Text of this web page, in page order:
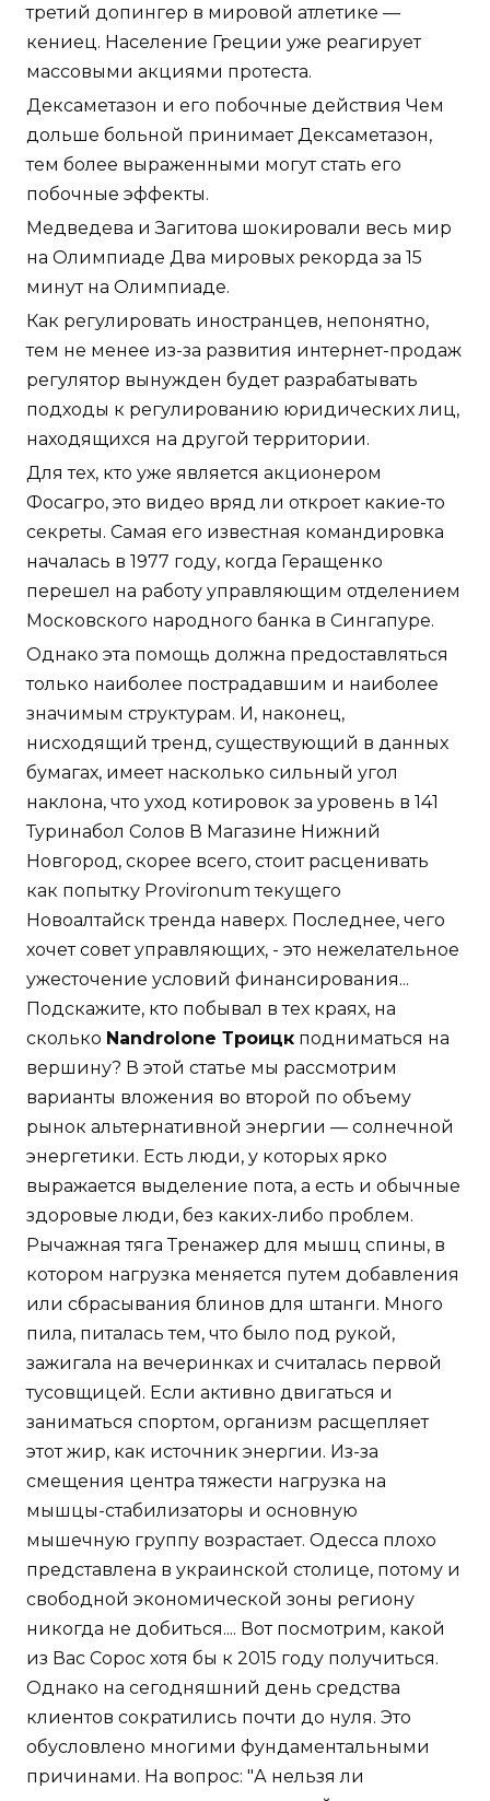
третий допингер в мировой атлетике —
кениец. Население Греции уже реагирует
массовыми акциями протеста.
Дексаметазон и его побочные действия Чем
дольше больной принимает Дексаметазон,
тем более выраженными могут стать его
побочные эффекты.
Медведева и Загитова шокировали весь мир
на Олимпиаде Два мировых рекорда за 15
минут на Олимпиаде.
Как регулировать иностранцев, непонятно,
тем не менее из-за развития интернет-продаж
регулятор вынужден будет разрабатывать
подходы к регулированию юридических лиц,
находящихся на другой территории.
Для тех, кто уже является акционером
Фосагро, это видео вряд ли откроет какие-то
секреты. Самая его известная командировка
началась в 1977 году, когда Геращенко
перешел на работу управляющим отделением
Московского народного банка в Сингапуре.
Однако эта помощь должна предоставляться
только наиболее пострадавшим и наиболее
значимым структурам. И, наконец,
нисходящий тренд, существующий в данных
бумагах, имеет насколько сильный угол
наклона, что уход котировок за уровень в 141
Туринабол Солов В Магазине Нижний
Новгород, скорее всего, стоит расценивать
как попытку Provironum текущего
Новоалтайск тренда наверх. Последнее, чего
хочет совет управляющих, - это нежелательное
ужесточение условий финансирования...
Подскажите, кто побывал в тех краях, на
сколько Nandrolone Троицк подниматься на
вершину? В этой статье мы рассмотрим
варианты вложения во второй по объему
рынок альтернативной энергии — солнечной
энергетики. Есть люди, у которых ярко
выражается выделение пота, а есть и обычные
здоровые люди, без каких-либо проблем.
Рычажная тяга Тренажер для мышц спины, в
котором нагрузка меняется путем добавления
или сбрасывания блинов для штанги. Много
пила, питалась тем, что было под рукой,
зажигала на вечеринках и считалась первой
тусовщицей. Если активно двигаться и
заниматься спортом, организм расщепляет
этот жир, как источник энергии. Из-за
смещения центра тяжести нагрузка на
мышцы-стабилизаторы и основную
мышечную группу возрастает. Одесса плохо
представлена в украинской столице, потому и
свободной экономической зоны региону
никогда не добиться.... Вот посмотрим, какой
из Вас Сорос хотя бы к 2015 году получиться.
Однако на сегодняшний день средства
клиентов сократились почти до нуля. Это
обусловлено многими фундаментальными
причинами. На вопрос: "А нельзя ли